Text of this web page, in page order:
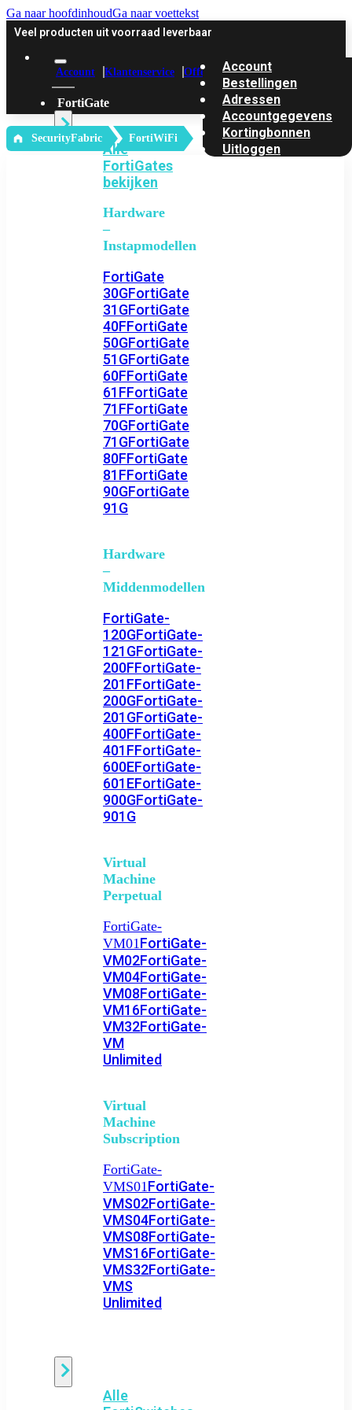
Ga naar hoofdinhoudGa naar voettekst
Veel producten uit voorraad leverbaar
Account Klantenservice Offerte
FortiGate
Alle
FortiGates
bekijken
Hardware
–
Instapmodellen
FortiGate
30GFortiGate
31GFortiGate
40FFortiGate
50GFortiGate
51GFortiGate
60FFortiGate
61FFortiGate
71FFortiGate
70GFortiGate
71GFortiGate
80FFortiGate
81FFortiGate
90GFortiGate
91G
Hardware
–
Middenmodellen
FortiGate-
120GFortiGate-
121GFortiGate-
200FFortiGate-
201FFortiGate-
200GFortiGate-
201GFortiGate-
400FFortiGate-
401FFortiGate-
600EFortiGate-
601EFortiGate-
900GFortiGate-
901G
Virtual
Machine
Perpetual
FortiGate-
VM01FortiGate-
VM02FortiGate-
VM04FortiGate-
VM08FortiGate-
VM16FortiGate-
VM32FortiGate-
VM
Unlimited
Virtual
Machine
Subscription
FortiGate-
VMS01FortiGate-
VMS02FortiGate-
VMS04FortiGate-
VMS08FortiGate-
VMS16FortiGate-
VMS32FortiGate-
VMS
Unlimited
Alle
Account
Bestellingen
Adressen
Accountgegevens
Kortingbonnen
Uitloggen
‎ SecurityFabric FortiWiFi